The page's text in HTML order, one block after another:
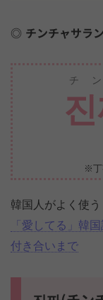
チンチャサラ
チ
※丁
韓国人がよく使
「愛してる」韓
付き合いまで